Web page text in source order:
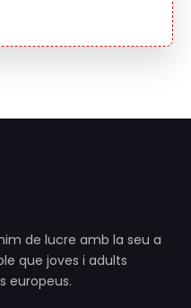
de lucre amb la seu a
que joves i adults
europeus.